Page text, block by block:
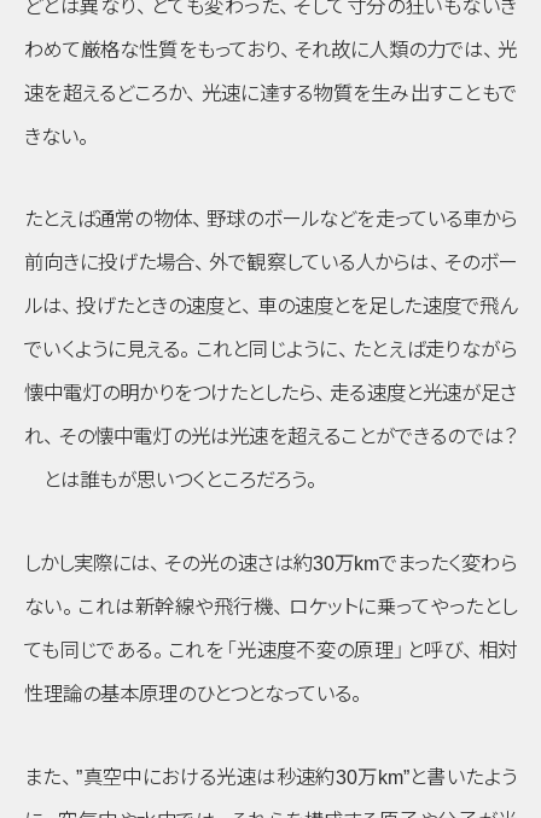
どとは異なり、 とても変わった、 そして寸分の狂いもないき
わめて厳格な性質をもっており、 それ故に人類の力では、 光
速を超えるどころか、
光速に達する物質を生み出すこともで
きない。
たとえば通常の物体、 野球のボールなどを走っている車から
前向きに投げた場合、 外で観察している人からは、 そのボー
ルは、 投げたときの速度と、 車の速度とを足した速度で飛ん
でいくように見える。 これと同じように、 たとえば走りながら
懐中電灯の明かりをつけたとしたら、 走る速度と光速が足さ
れ、 その懐中電灯の光は光速を超えることができるのでは？
とは誰もが思いつくところだろう。
しかし実際には、 その光の速さは約30万kmでまったく変わら
ない。 これは新幹線や飛行機、
ロケットに乗ってやったとし
ても同じである。 これを 「光速度不変の原理」 と呼び、 相対
性理論の基本原理のひとつとなっている。
また、 ”真空中における光速は秒速約30万km”と書いたよう